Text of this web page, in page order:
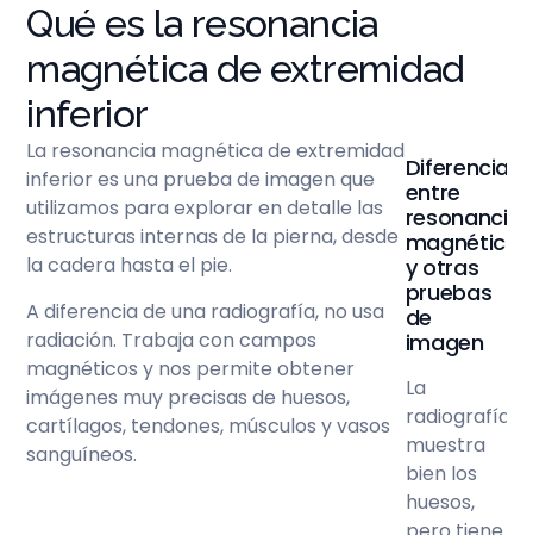
Qué es la resonancia
magnética de extremidad
inferior
La resonancia magnética de extremidad
inferior es una prueba de imagen que
utilizamos para explorar en detalle las
estructuras internas de la pierna, desde
la cadera hasta el pie.
A diferencia de una radiografía, no usa
radiación. Trabaja con campos
magnéticos y nos permite obtener
imágenes muy precisas de huesos,
cartílagos, tendones, músculos y vasos
sanguíneos.
Diferencia
entre
resonancia
magnética
y otras
pruebas
de
imagen
La
radiografía
muestra
bien los
huesos,